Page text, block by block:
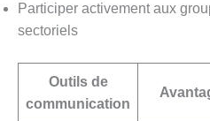
Participer activement aux
sectoriels
Outils de
communication